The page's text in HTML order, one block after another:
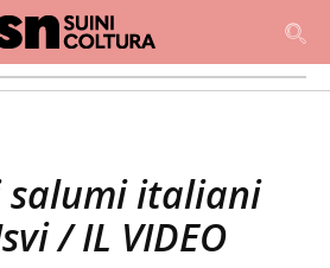
salumi italiani
/ IL VIDEO